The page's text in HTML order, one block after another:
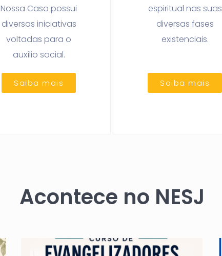
Nossa Casa possui
diversas iniciativas
voltadas para o
auxílio social.
Saiba mais
espiritual nas suas
diversas fases
existenciais.
Saiba mais
Acontece no NESJ